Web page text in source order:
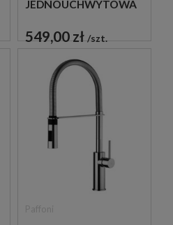
JEDNOUCHWYTOWA
549,00 zł szt.